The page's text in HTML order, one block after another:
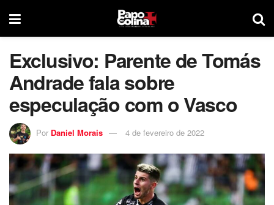
Exclusivo: Parente de Tomás
Andrade fala sobre
especulação com o Vasco
Por Daniel Morais 4 de fevereiro de 2022